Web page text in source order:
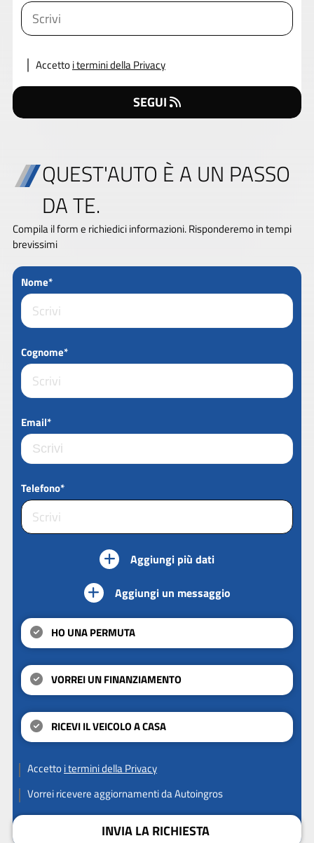
Accettoi termini della Privacy
SEGUI
QUEST'AUTO È A UN PASSO
DA TE.
Compila il form e richiedici informazioni. Risponderemo in tempi
brevissimi
Nome*
Cognome*
Email*
Telefono*
Aggiungi più dati
Aggiungi un messaggio
HO UNA PERMUTA
VORREI UN FINANZIAMENTO
RICEVI IL VEICOLO A CASA
Accettoi termini della Privacy
Vorrei ricevere aggiornamenti da Autoingros
INVIA LA RICHIESTA